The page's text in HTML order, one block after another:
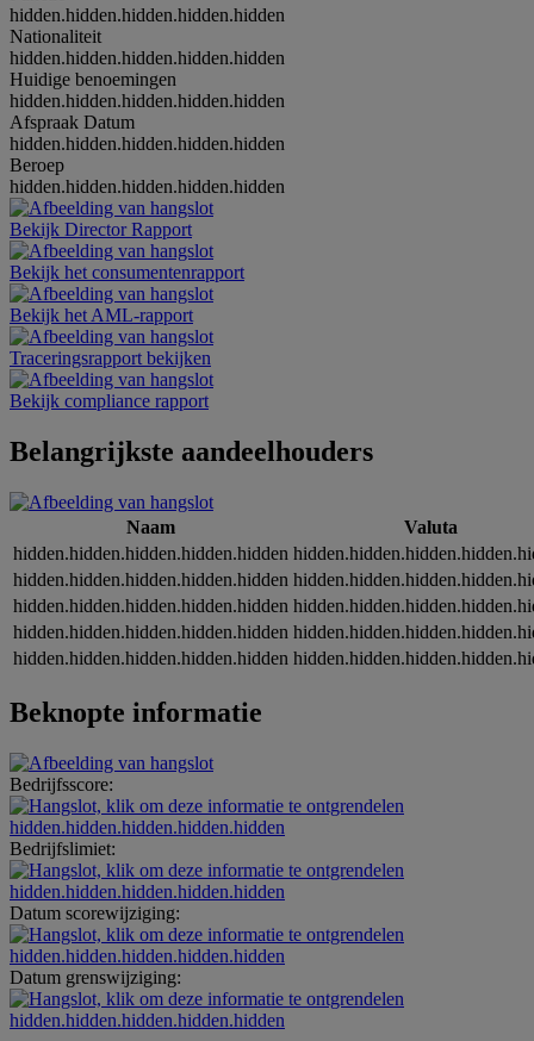
hidden.hidden.hidden.hidden.hidden
Nationaliteit
hidden.hidden.hidden.hidden.hidden
Huidige benoemingen
hidden.hidden.hidden.hidden.hidden
Afspraak Datum
hidden.hidden.hidden.hidden.hidden
Beroep
hidden.hidden.hidden.hidden.hidden
Bekijk Director Rapport
Bekijk het consumentenrapport
Bekijk het AML-rapport
Traceringsrapport bekijken
Bekijk compliance rapport
Belangrijkste aandeelhouders
Naam
Valuta
hidden.hidden.hidden.hidden.hidden
hidden.hidden.hidden.hidden.hidden
hidden.hidden.hidden.hidden.hidden
hidden.hidden.hidden.hidden.hidden
hidden.hidden.hidden.hidden.hidden
Beknopte informatie
Bedrijfsscore:
hidden.hidden.hidden.hidden.hidden
Bedrijfslimiet:
hidden.hidden.hidden.hidden.hidden
Datum scorewijziging:
hidden.hidden.hidden.hidden.hidden
Datum grenswijziging:
hidden.hidden.hidden.hidden.hidden